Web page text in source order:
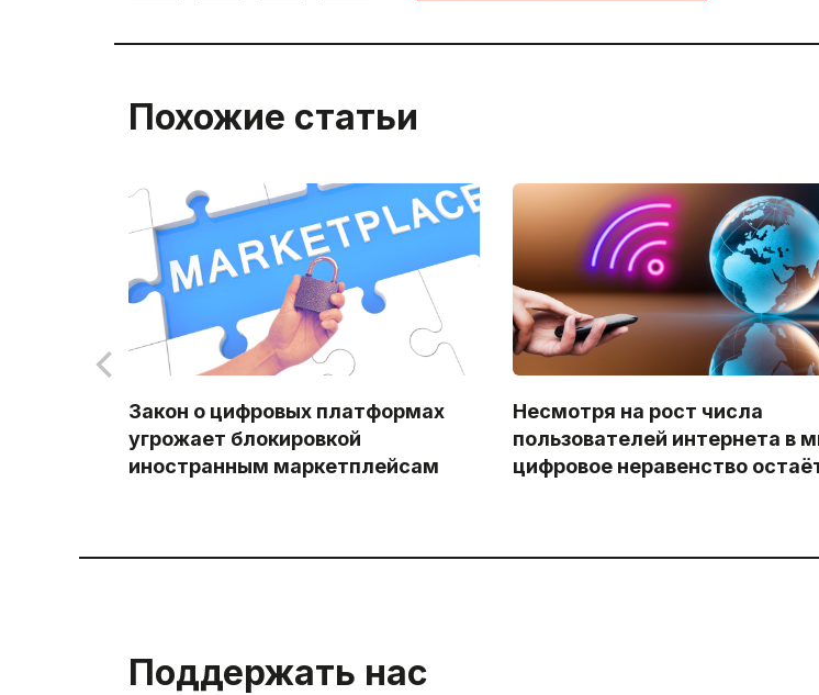
Похожие статьи
Закон о цифровых платформах
угрожает блокировкой
иностранным маркетплейсам
Несмотря на рост числа
пользователей интернета в
цифровое неравенство
Поддержать нас